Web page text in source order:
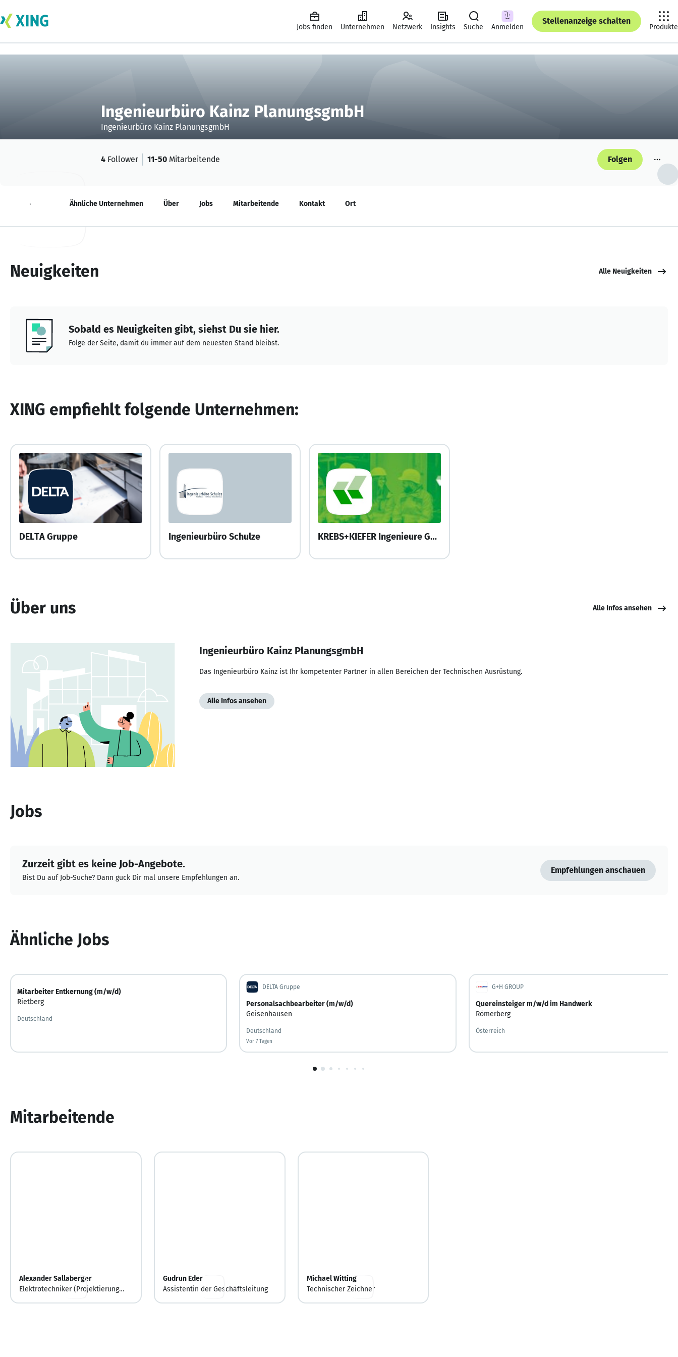
Jobs finden Unternehmen Netzwerk Insights Suche Anmelden
Stellenanzeige schalten
Produkte
Ingenieurbüro Kainz PlanungsgmbH
Ingenieurbüro Kainz PlanungsgmbH
4 Follower 11-50 Mitarbeitende Folgen
Neuigkeiten Ähnliche Unternehmen Über Jobs Mitarbeitende Kontakt Ort
Neuigkeiten Alle Neuigkeiten
Sobald es Neuigkeiten gibt, siehst Du sie hier.
Folge der Seite, damit du immer auf dem neuesten Stand bleibst.
XING empfiehlt folgende Unternehmen:
DELTA Gruppe Ingenieurbüro Schulze KREBS+KIEFER Ingenieure GmbH
Über uns Alle Infos ansehen
Ingenieurbüro Kainz PlanungsgmbH
Das Ingenieurbüro Kainz ist Ihr kompetenter Partner in allen Bereichen der Technischen Ausrüstung.
Alle Infos ansehen
Jobs
Zurzeit gibt es keine Job-Angebote.
Bist Du auf Job-Suche? Dann guck Dir mal unsere Empfehlungen an.
Empfehlungen anschauen
Ähnliche Jobs
Mitarbeiter Entkernung (m/w/d)
Rietberg
Deutschland
DELTA Gruppe
Personalsachbearbeiter (m/w/d)
Geisenhausen
Deutschland
Vor 7 Tagen
Vor 7 Tagen veröffentlicht
G+H GROUP
Quereinsteiger m/w/d im Handwerk
Römerberg
Österreich
1
Mitarbeitende
Alexander Sallaberger
Elektrotechniker (Projektierung
Gudrun Eder
Assistentin der Geschäftsleitung
Michael Witting
Technischer Zeichner